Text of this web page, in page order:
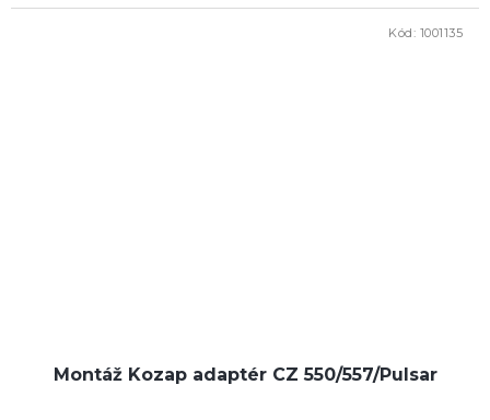
Montáž Kozap adaptér CZ 550/557/Pulsar
Kód: 1001135